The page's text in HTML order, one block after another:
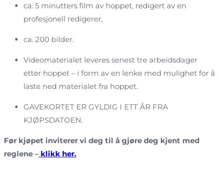
ca. 5 minutters film av hoppet, redigert av en
profesjonell redigerer,
ca. 200 bilder.
Videomaterialet leveres senest tre arbeidsdager
etter hoppet – i form av en lenke med mulighet for å
laste ned materialet fra hoppet.
GAVEKORTET ER GYLDIG I ETT ÅR FRA
KJØPSDATOEN.
Før kjøpet inviterer vi deg til å gjøre deg kjent med
reglene – klikk her.